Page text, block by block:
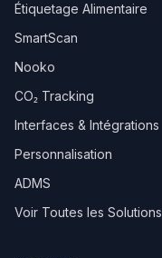
Étiquetage Alimentaire
SmartScan
Nooko
CO₂ Tracking
Interfaces & Intégrations
Personnalisation
ADMS
Voir Toutes les Solutions